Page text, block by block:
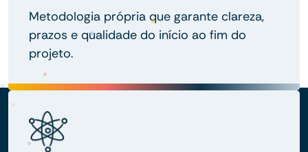
Metodologia própria que garante clareza,
prazos e qualidade do início ao fim do
projeto.